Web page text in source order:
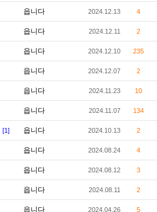
읍니다 2024.12.13 4
읍니다 2024.12.11 2
읍니다 2024.12.10 235
읍니다 2024.12.07 2
읍니다 2024.11.23 10
읍니다 2024.11.07 134
[1] 읍니다 2024.10.13 2
읍니다 2024.08.24 4
읍니다 2024.08.12 3
읍니다 2024.08.11 2
읍니다 2024.04.26 5